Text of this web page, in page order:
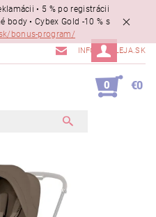
• 5 % po registrácii
body • Cybex Gold -10 % s
bonus-program/
INFO@MALEJA.SK
0 €0